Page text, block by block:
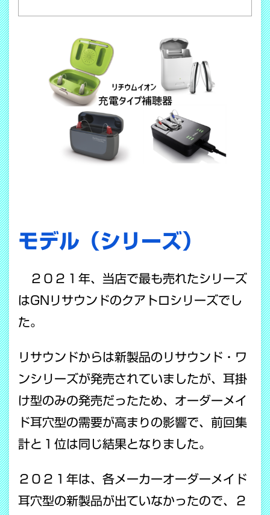
モデル（シリーズ）
２０２１年、当店で最も売れたシリーズ
はGNリサウンドのクアトロシリーズでし
た。
リサウンドからは新製品のリサウンド・ワ
ンシリーズが発売されていましたが、耳掛
け型のみの発売だったため、オーダーメイ
ド耳穴型の需要が高まりの影響で、前回集
計と１位は同じ結果となりました。
２０２１年は、各メーカーオーダーメイド
耳穴型の新製品が出ていなかったので、２